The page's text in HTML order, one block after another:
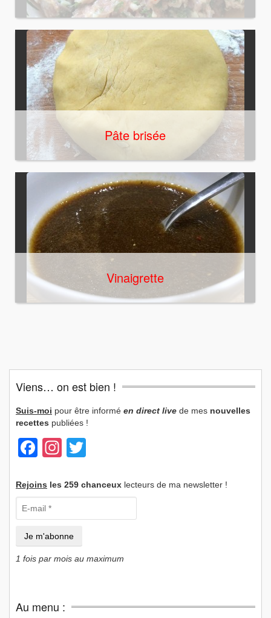
Pâte brisée
Vinaigrette
Viens… on est bien !
Suis-moi pour être informé en direct live de mes nouvelles
recettes publiées !
Facebook
Instagram
Rejoins les 259 chanceux lecteurs de ma newsletter !
1 fois par mois au maximum
Au menu :